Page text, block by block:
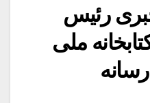
رئیس
ملی